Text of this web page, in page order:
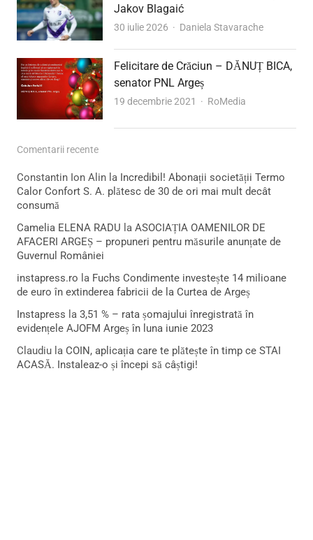
Jakov Blagaić
30 iulie 2026 Author
Daniela Stavarache
Felicitare de Crăciun – DĂNUȚ BICA,
senator PNL Argeș
19 decembrie 2021 Author
RoMedia
Comentarii recente
Constantin Ion Alin la Incredibil! Abonații societății Termo
Calor Confort S. A. plătesc de 30 de ori mai mult decât
consumă
Camelia ELENA RADU la ASOCIAȚIA OAMENILOR DE
AFACERI ARGEȘ – propuneri pentru măsurile anunțate de
Guvernul României
instapress.ro la Fuchs Condimente investește 14 milioane
de euro în extinderea fabricii de la Curtea de Argeș
Instapress la 3,51 % – rata șomajului înregistrată în
evidențele AJOFM Argeș în luna iunie 2023
Claudiu la COIN, aplicația care te plătește în timp ce STAI
ACASĂ. Instaleaz-o și începi să câștigi!